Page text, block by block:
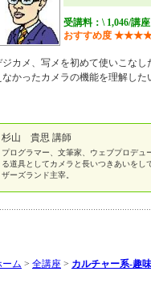
受講料：\ 1,046/講座
おすすめ度 ★★★
ジカメ、写メを初めて使いこなし
なかったカメラの機能を理解した
杉山 貴思 講師
プログラマー、文筆家、ウェブプロデュ
る道具としてカメラと長いつきあいをし
ザーズランド主宰。
ーム > 全講座 > カルチャー系-趣味